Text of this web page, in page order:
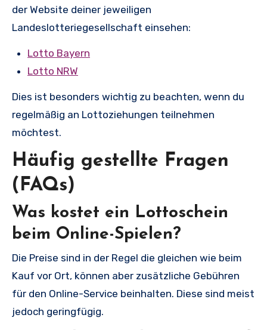
der Website deiner jeweiligen
Landeslotteriegesellschaft einsehen:
Lotto Bayern
Lotto NRW
Dies ist besonders wichtig zu beachten, wenn du
regelmäßig an Lottoziehungen teilnehmen
möchtest.
Häufig gestellte Fragen
(FAQs)
Was kostet ein Lottoschein
beim Online-Spielen?
Die Preise sind in der Regel die gleichen wie beim
Kauf vor Ort, können aber zusätzliche Gebühren
für den Online-Service beinhalten. Diese sind meist
jedoch geringfügig.